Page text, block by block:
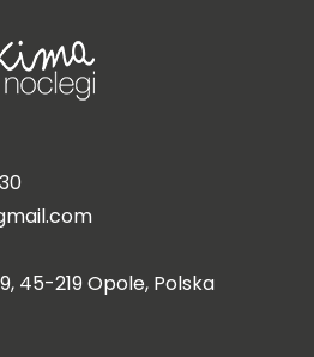
45-219 Opole, Polska